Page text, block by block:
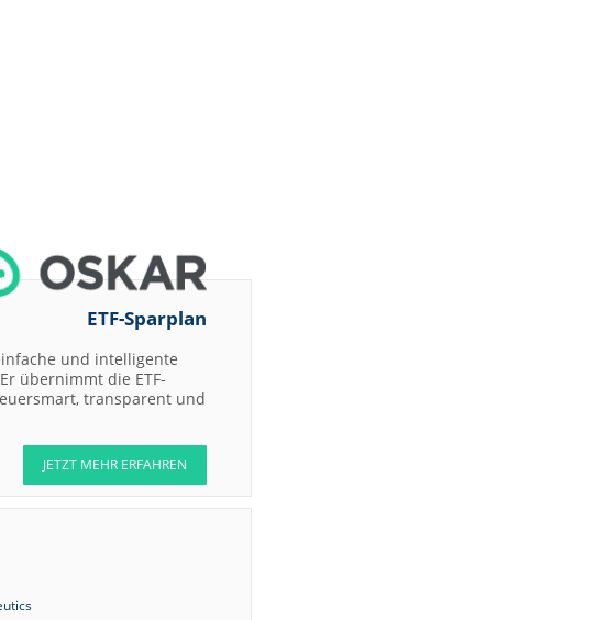
ETF-Sparplan
und intelligente
übernimmt die ETF-
transparent und
JETZT MEHR ERFAHREN